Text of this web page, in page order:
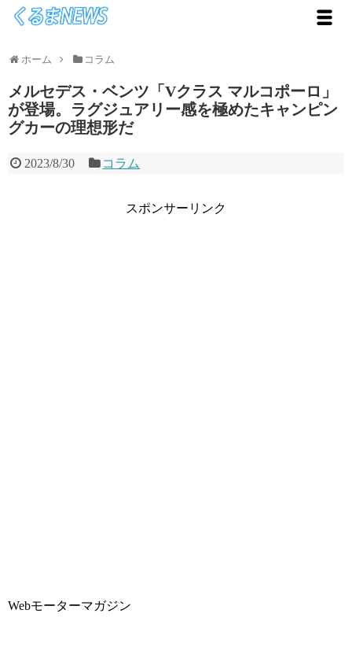
ホーム コラム
メルセデス・ベンツ「Vクラス マルコポーロ」
が登場。ラグジュアリー感を極めたキャンピン
グカーの理想形だ
2023/8/30 コラム
スポンサーリンク
Webモーターマガジン